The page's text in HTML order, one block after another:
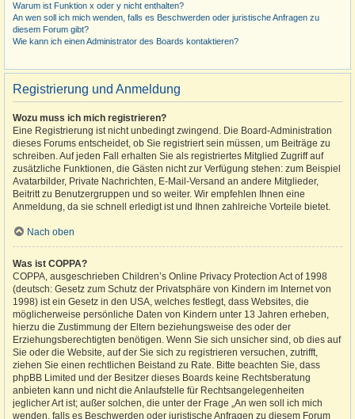
Warum ist Funktion x oder y nicht enthalten?
An wen soll ich mich wenden, falls es Beschwerden oder juristische Anfragen zu
diesem Forum gibt?
Wie kann ich einen Administrator des Boards kontaktieren?
Registrierung und Anmeldung
Wozu muss ich mich registrieren?
Eine Registrierung ist nicht unbedingt zwingend. Die Board-Administration
dieses Forums entscheidet, ob Sie registriert sein müssen, um Beiträge zu
schreiben. Auf jeden Fall erhalten Sie als registriertes Mitglied Zugriff auf
zusätzliche Funktionen, die Gästen nicht zur Verfügung stehen: zum Beispiel
Avatarbilder, Private Nachrichten, E-Mail-Versand an andere Mitglieder,
Beitritt zu Benutzergruppen und so weiter. Wir empfehlen Ihnen eine
Anmeldung, da sie schnell erledigt ist und Ihnen zahlreiche Vorteile bietet.
Nach oben
Was ist COPPA?
COPPA, ausgeschrieben Children’s Online Privacy Protection Act of 1998
(deutsch: Gesetz zum Schutz der Privatsphäre von Kindern im Internet von
1998) ist ein Gesetz in den USA, welches festlegt, dass Websites, die
möglicherweise persönliche Daten von Kindern unter 13 Jahren erheben,
hierzu die Zustimmung der Eltern beziehungsweise des oder der
Erziehungsberechtigten benötigen. Wenn Sie sich unsicher sind, ob dies auf
Sie oder die Website, auf der Sie sich zu registrieren versuchen, zutrifft,
ziehen Sie einen rechtlichen Beistand zu Rate. Bitte beachten Sie, dass
phpBB Limited und der Besitzer dieses Boards keine Rechtsberatung
anbieten kann und nicht die Anlaufstelle für Rechtsangelegenheiten
jeglicher Art ist; außer solchen, die unter der Frage „An wen soll ich mich
wenden, falls es Beschwerden oder juristische Anfragen zu diesem Forum